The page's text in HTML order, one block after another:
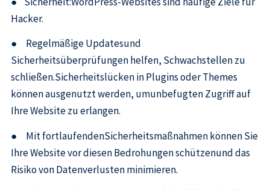
Hacker.
● Regelmäßige Updatesund
Sicherheitsüberprüfungen helfen, Schwachstellen zu
schließen.Sicherheitslücken in Plugins oder Themes
können ausgenutzt werden, umunbefugten Zugriff auf
Ihre Website zu erlangen.
● Mit fortlaufendenSicherheitsmaßnahmen können Sie
Ihre Website vor diesen Bedrohungen schützenund das
Risiko von Datenverlusten minimieren.